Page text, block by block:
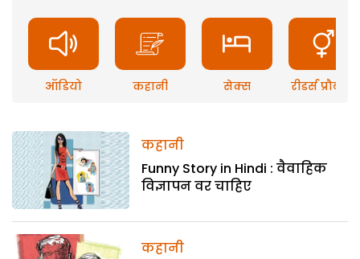
ऑडियो कहानी सेक्स रीडर्स प्रौब्लम
कहानी
Funny Story in Hindi : वैवाहिक
विज्ञापन वर चाहिए
कहानी